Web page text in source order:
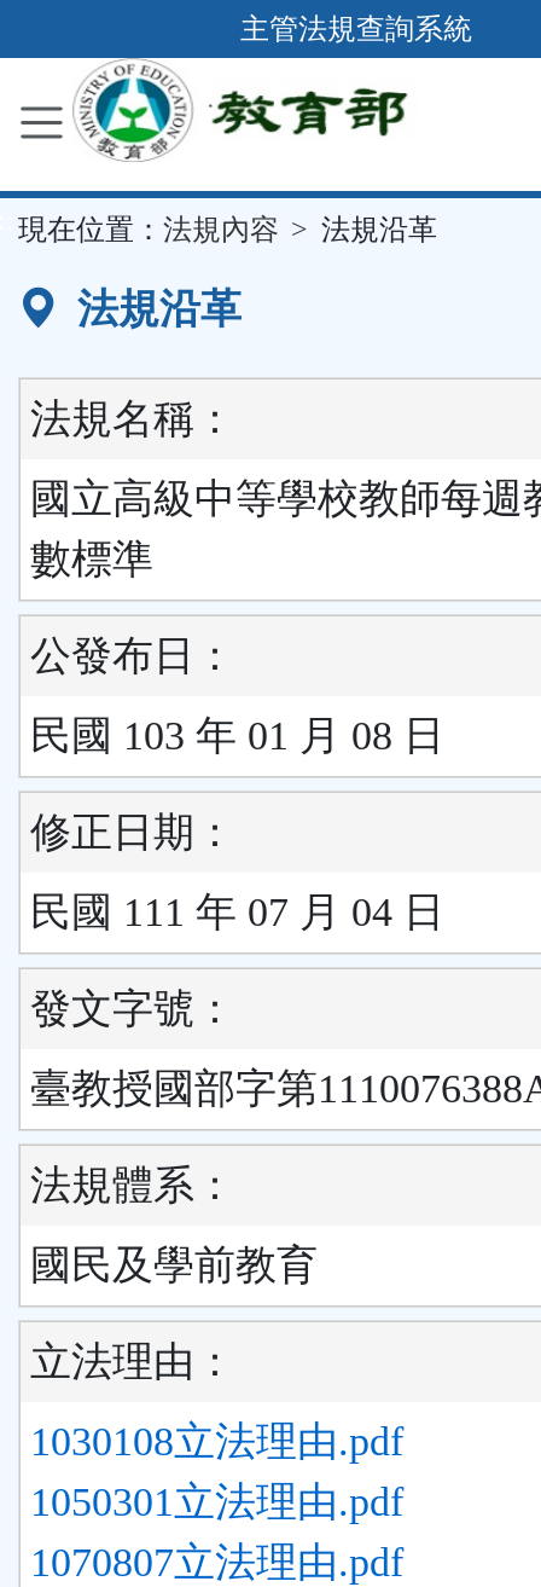
到
要
容
區
主管法規查詢系統
現在位置： 法規內容 法規沿革
法規沿革
法規名稱：
國立高級中等學校教師每週
數標準
公發布日：
民國 103 年 01 月 08 日
修正日期：
民國 111 年 07 月 04 日
發文字號：
臺教授國部字第
法規體系：
國民及學前教育
立法理由：
1030108立法理由.pdf
1050301立法理由.pdf
1070807立法理由.pdf